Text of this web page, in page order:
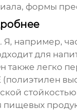
формы
Я, например,
для
также легко
(полиэтилен